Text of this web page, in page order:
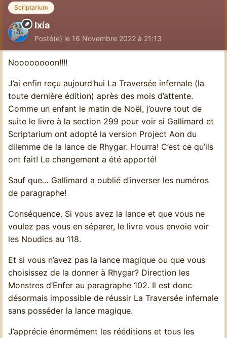
Scriptarium
Ixia
Posté(e) le 16 Novembre 2022 à 21:13
Noooooooon!!!!
J’ai enfin reçu aujourd’hui La Traversée infernale (la
toute dernière édition) après des mois d’attente.
Comme un enfant le matin de Noël, j’ouvre tout de
suite le livre à la section 299 pour voir si Gallimard et
Scriptarium ont adopté la version Project Aon du
dilemme de la lance de Rhygar. Hourra! C’est ce qu’ils
ont fait! Le changement a été apporté!
Sauf que… Gallimard a oublié d’inverser les numéros
de paragraphe!
Conséquence. Si vous avez la lance et que vous ne
voulez pas vous en séparer, le livre vous envoie voir
les Noudics au 118.
Et si vous n’avez pas la lance magique ou que vous
choisissez de la donner à Rhygar? Direction les
Monstres d’Enfer au paragraphe 102. Il est donc
désormais impossible de réussir La Traversée infernale
sans posséder la lance magique.
J’apprécie énormément les rééditions et tous les